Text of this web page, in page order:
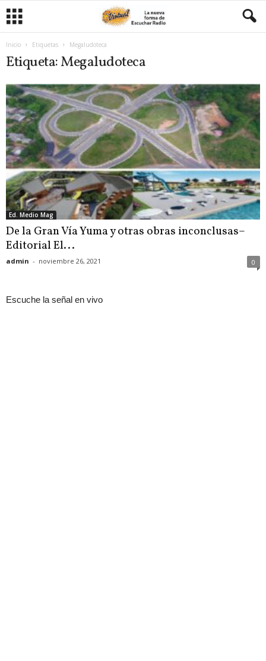
Inicio Etiquetas Megaludoteca
Etiqueta: Megaludoteca
Ed. Medio Mag
De la Gran Vía Yuma y otras obras inconclusas–
Editorial El...
admin - noviembre 26, 2021 0
Escuche la señal en vivo